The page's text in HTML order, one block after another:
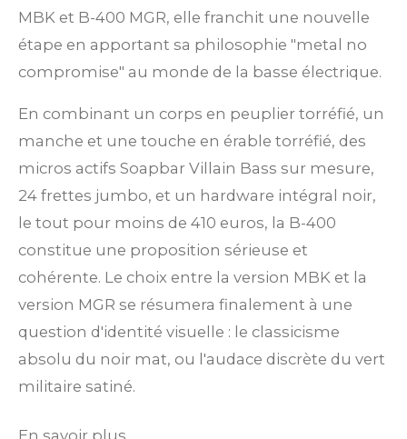
MBK et B-400 MGR, elle franchit une nouvelle
étape en apportant sa philosophie "metal no
compromise" au monde de la basse électrique.
En combinant un corps en peuplier torréfié, un
manche et une touche en érable torréfié, des
micros actifs Soapbar Villain Bass sur mesure,
24 frettes jumbo, et un hardware intégral noir,
le tout pour moins de 410 euros, la B-400
constitue une proposition sérieuse et
cohérente. Le choix entre la version MBK et la
version MGR se résumera finalement à une
question d'identité visuelle : le classicisme
absolu du noir mat, ou l'audace discrète du vert
militaire satiné.
En savoir plus